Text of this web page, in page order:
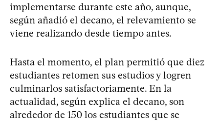
implementarse durante este año, aunque,
según añadió el decano, el relevamiento se
viene realizando desde tiempo antes.
Hasta el momento, el plan permitió que diez
estudiantes retomen sus estudios y logren
culminarlos satisfactoriamente. En la
actualidad, según explica el decano, son
alrededor de 150 los estudiantes que se